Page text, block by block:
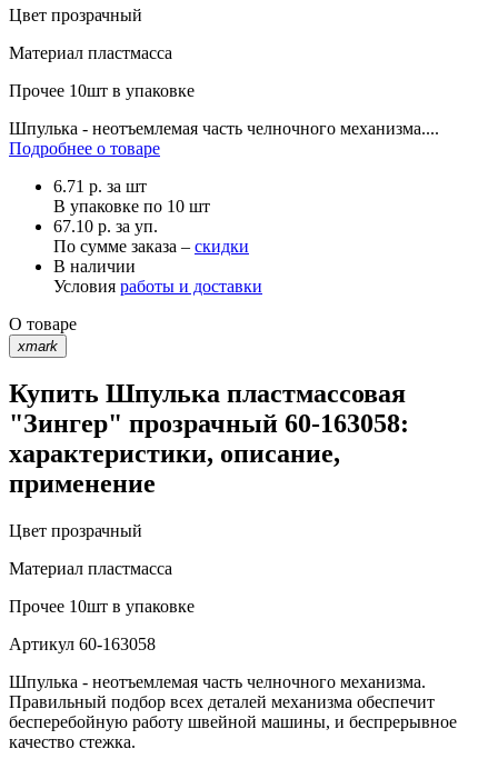
Цвет прозрачный
Материал пластмасса
Прочее 10шт в упаковке
Шпулька - неотъемлемая часть челночного механизма....
Подробнее о товаре
6.71 р. за шт
В упаковке по 10 шт
67.10 р. за уп.
По сумме заказа – скидки
В наличии
Условия работы и доставки
О товаре
xmark
Купить Шпулька пластмассовая
"Зингер" прозрачный 60-163058:
характеристики, описание,
применение
Цвет прозрачный
Материал пластмасса
Прочее 10шт в упаковке
Артикул 60-163058
Шпулька - неотъемлемая часть челночного механизма.
Правильный подбор всех деталей механизма обеспечит
бесперебойную работу швейной машины, и беспрерывное
качество стежка.